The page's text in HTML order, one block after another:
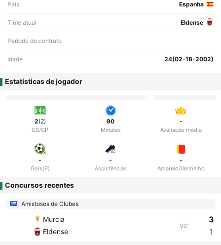
País Espanha
Time atual Eldense
Período do contrato
Idade 24(02-18-2002)
Estatísticas de jogador
2(2)
GS/GP
90
Minutes
-
Avaliação média
-
Gols(P)
-
Assistências
-
Amarelo/Vermelho
Concursos recentes
Amistosos de Clubes
Murcia
Eldense
90'
3
1